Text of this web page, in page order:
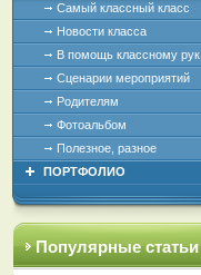
Самый классный класс
Новости класса
В помощь классному рук.
Сценарии мероприятий
Родителям
Фотоальбом
Полезное, разное
ПОРТФОЛИО
Популярные статьи